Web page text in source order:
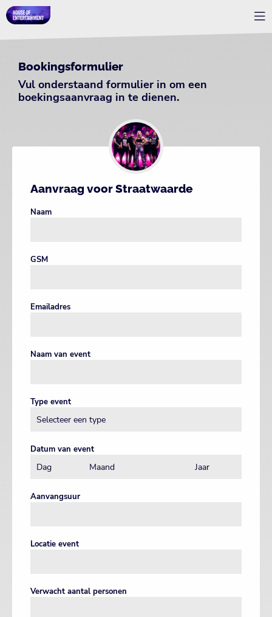
Bookingsformulier
Vul onderstaand formulier in om een
boekingsaanvraag in te dienen.
Aanvraag voor Straatwaarde
Naam
GSM
Emailadres
Naam van event
Type event
Datum van event
Aanvangsuur
Locatie event
Verwacht aantal personen